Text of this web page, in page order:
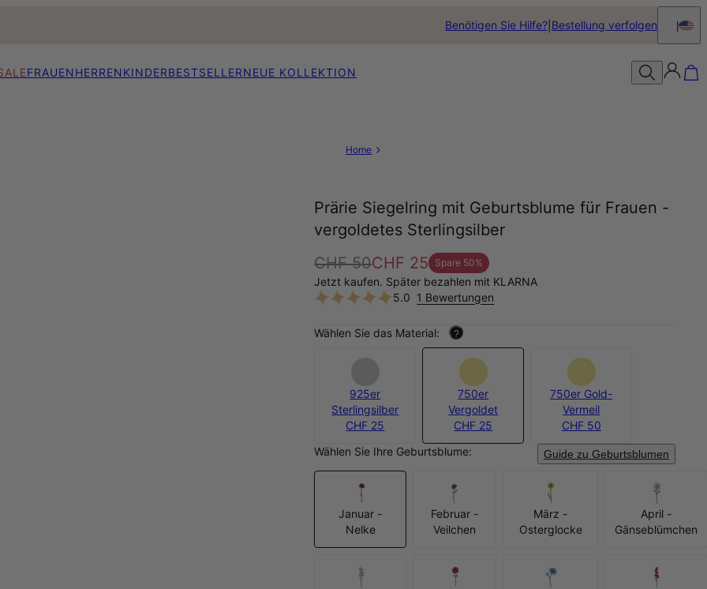
Benötigen Sie Hilfe? Bestellung verfolgen
FRAUENHERRENKINDERBESTSELLERNEUE KOLLEKTION
Home
Prärie Siegelring mit Geburtsblume für Frauen -
vergoldetes Sterlingsilber
CHF 50CHF 25 Spare 50%
Jetzt kaufen. Später bezahlen mit KLARNA
5.0 1 Bewertungen
Wählen Sie das Material: ?
925er
Sterlingsilber
CHF 25
750er
Vergoldet
CHF 25
750er Gold-
Vermeil
CHF 50
Wählen Sie Ihre Geburtsblume:
Guide zu Geburtsblumen
Januar -
Nelke
Februar -
Veilchen
März -
Osterglocke
April -
Gänseblümchen